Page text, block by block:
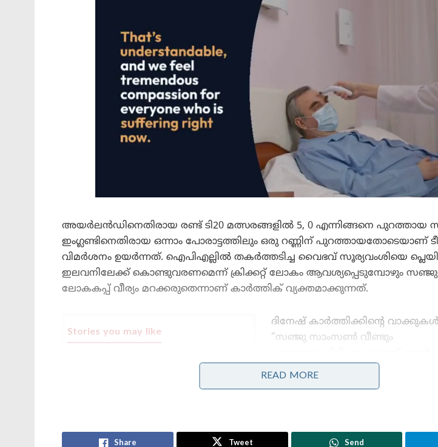
അയർലൻഡിനെതിരായ രണ്ട് ടി20 മത്സരങ്ങളിൽ 5, 0 എന്നിങ്ങനെ
ഇംഗ്ലണ്ടിനെതിരായ ഒന്നാം പോരാട്ടത്തിലും ഒരു റണ്ണിന് പുറത്തായതോടെയാണ്
വിമർശനം ഉയർന്നത്. ഐപിഎല്ലിൽ തകർത്തടിച്ച വൈഭവ് സൂര്യവംശിയെ
ഇലവനിലേക്ക് കൊണ്ടുവരണമെന്ന് ക്രിക്കറ്റ് ലോകം ആവശ്യപ്പെടുമ്പോഴും
ലോകകപ്പ് വീര്യം മറക്കരുതെന്നാണ് കാർത്തിക് വ്യക്തമാക്കുന്നത്.
Stories you may like
കോമൺവെൽത്ത് ഗെയിംസ് പതാക
വെള്ളി
ദിനേഷ് കാർത്തിക്കിന്റെ
“സഞ്ജു സാംസൺ വീണ്ടും
ഇന്നിങ്സുകളിൽ
സൂര്യവംശിയെ കളിപ്പിക്കണമെന്ന
ഇപ്പോൾ കടുത്ത സമ്മർദ്ദമുണ്ട്.
READ MORE
Share Tweet Send